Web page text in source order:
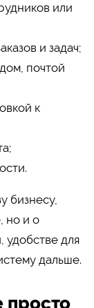
или
и задач;
почтой
к
бизнесу,
но и о
удобстве для
дальше.
просто